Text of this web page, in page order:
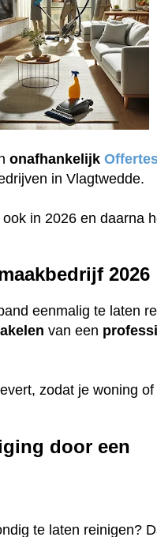
onafhankelijk
in Vlagtwedde.
in 2026 en daarna
2026
eenmalig te laten
van een
zodat je woning
door een
te laten reinigen?